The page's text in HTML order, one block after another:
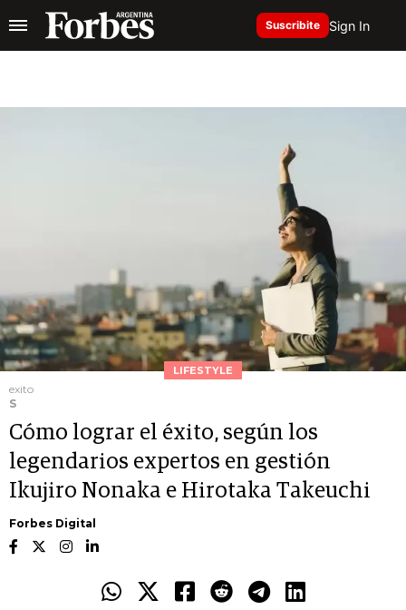
Suscribite Sign In
LIFESTYLE
exito
S
Cómo lograr el éxito, según los
legendarios expertos en gestión
Ikujiro Nonaka e Hirotaka Takeuchi
Forbes Digital